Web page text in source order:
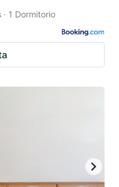
1 Dormitorio